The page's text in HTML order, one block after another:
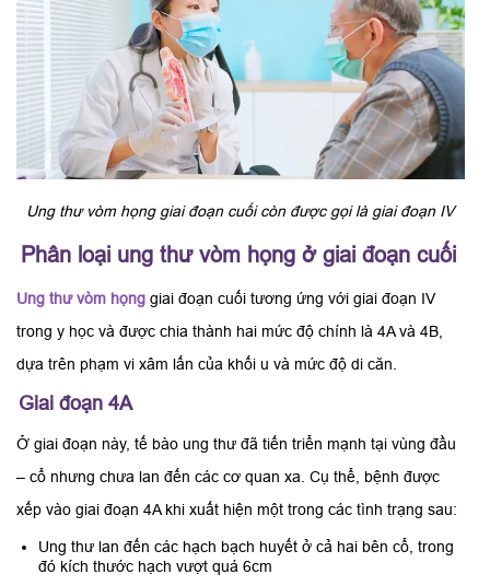
Ung thư vòm họng giai đoạn cuối còn được gọi là giai đoạn IV
Phân loại ung thư vòm họng ở giai đoạn cuối
Ung thư vòm họng giai đoạn cuối tương ứng với giai đoạn IV
trong y học và được chia thành hai mức độ chính là 4A và 4B,
dựa trên phạm vi xâm lấn của khối u và mức độ di căn.
Giai đoạn 4A
Ở giai đoạn này, tế bào ung thư đã tiến triển mạnh tại vùng đầu
– cổ nhưng chưa lan đến các cơ quan xa. Cụ thể, bệnh được
xếp vào giai đoạn 4A khi xuất hiện một trong các tình trạng sau:
Ung thư lan đến các hạch bạch huyết ở cả hai bên cổ, trong
đó kích thước hạch vượt quá 6cm